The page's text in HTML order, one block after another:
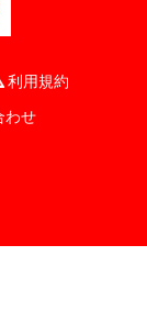
利用規約
わせ